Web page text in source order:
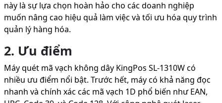
này là sự lựa chọn hoàn hảo cho các doanh nghiệp
muốn nâng cao hiệu quả làm việc và tối ưu hóa quy trình
quản lý hàng hóa.
2. Ưu điểm
Máy quét mã vạch không dây KingPos SL-1310W có
nhiều ưu điểm nổi bật. Trước hết, máy có khả năng đọc
nhanh và chính xác các mã vạch 1D phổ biến như EAN,